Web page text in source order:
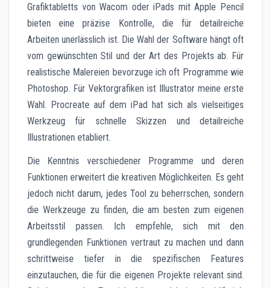
Grafiktabletts von Wacom oder iPads mit Apple Pencil
bieten eine präzise Kontrolle, die für detailreiche
Arbeiten unerlässlich ist. Die Wahl der Software hängt oft
vom gewünschten Stil und der Art des Projekts ab. Für
realistische Malereien bevorzuge ich oft Programme wie
Photoshop. Für Vektorgrafiken ist Illustrator meine erste
Wahl. Procreate auf dem iPad hat sich als vielseitiges
Werkzeug für schnelle Skizzen und detailreiche
Illustrationen etabliert.
Die Kenntnis verschiedener Programme und deren
Funktionen erweitert die kreativen Möglichkeiten. Es geht
jedoch nicht darum, jedes Tool zu beherrschen, sondern
die Werkzeuge zu finden, die am besten zum eigenen
Arbeitsstil passen. Ich empfehle, sich mit den
grundlegenden Funktionen vertraut zu machen und dann
schrittweise tiefer in die spezifischen Features
einzutauchen, die für die eigenen Projekte relevant sind.